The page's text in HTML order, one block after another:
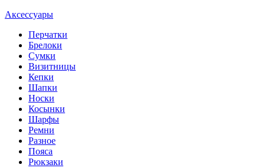
Аксессуары
Перчатки
Брелоки
Сумки
Визитницы
Кепки
Шапки
Носки
Косынки
Шарфы
Ремни
Разное
Пояса
Рюкзаки